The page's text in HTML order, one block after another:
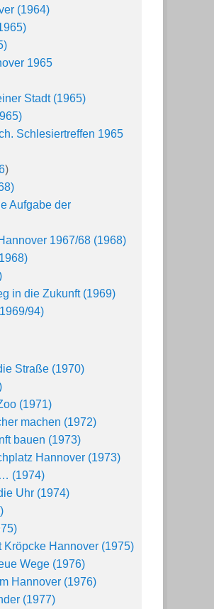
(1964)
1965
Stadt (1965)
Schlesiertreffen 1965
)
Aufgabe der
1967/68 (1968)
in die Zukunft (1969)
94)
Straße (1970)
(1971)
machen (1972)
bauen (1973)
Hannover (1973)
(1974)
Uhr (1974)
Kröpcke Hannover (1975)
Wege (1976)
Hannover (1976)
(1977)